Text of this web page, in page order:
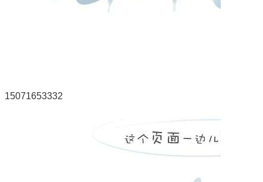
15071653332